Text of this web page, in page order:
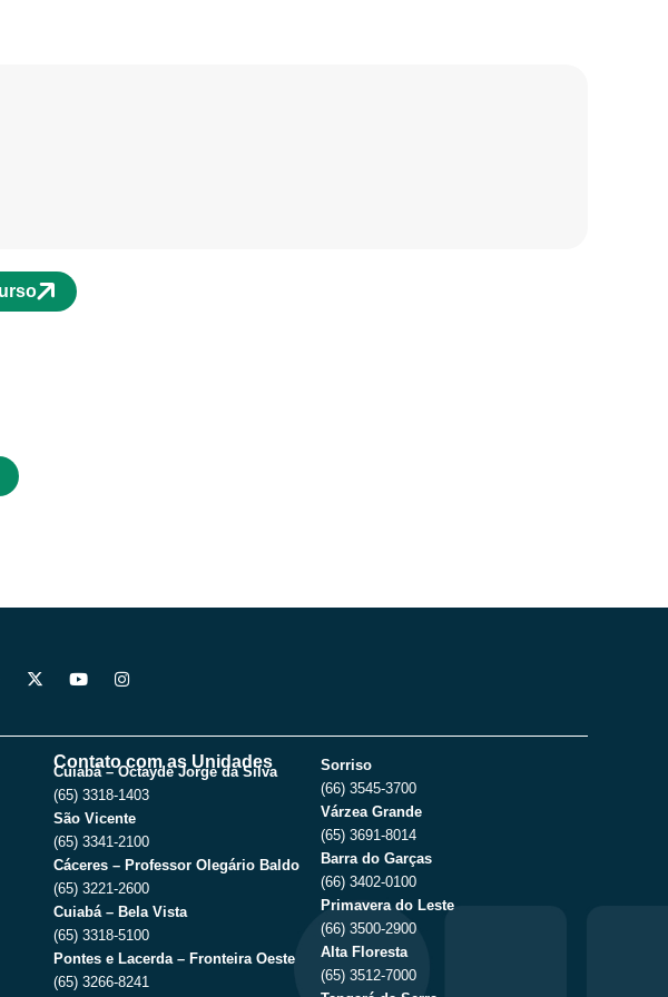
X
-
i
Y
o
u
b
e
I
n
a
g
r
a
m
Contato com as Unidades
Cuiabá – Octayde Jorge da Silva
(65) 3318-1403
São Vicente
(65) 3341-2100
Cáceres – Professor Olegário Baldo
(65) 3221-2600
Cuiabá – Bela Vista
(65) 3318-5100
Pontes e Lacerda – Fronteira Oeste
(65) 3266-8241
Sorriso
(66) 3545-3700
Várzea Grande
(65) 3691-8014
Barra do Garças
(66) 3402-0100
Primavera do Leste
(66) 3500-2900
Alta Floresta
(65) 3512-7000